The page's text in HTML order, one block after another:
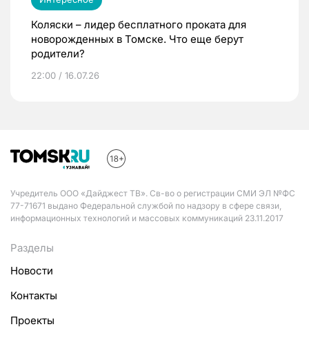
Коляски – лидер бесплатного проката для
новорожденных в Томске. Что еще берут
родители?
22:00 / 16.07.26
Учредитель ООО «Дайджест ТВ». Св-во о регистрации СМИ ЭЛ №ФС
77-71671 выдано Федеральной службой по надзору в сфере связи,
информационных технологий и массовых коммуникаций 23.11.2017
Разделы
Новости
Контакты
Проекты